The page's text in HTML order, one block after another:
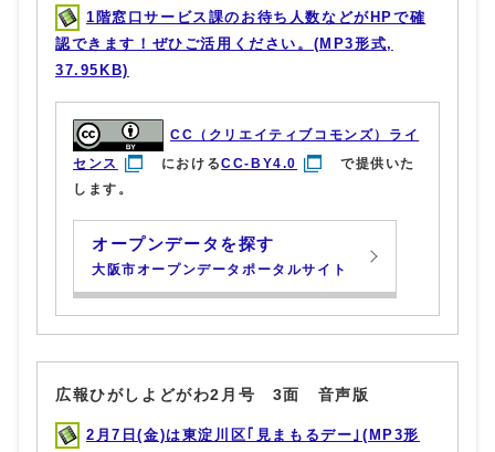
1階窓口サービス課のお待ち人数などがHPで確
認できます！ぜひご活用ください。(MP3形式,
37.95KB)
CC（クリエイティブコモンズ）ライ
センス
におけるCC-BY4.0
で提供いた
します。
オープンデータを探す
大阪市オープンデータポータルサイト
広報ひがしよどがわ2月号 3面 音声版
2月7日(金)は東淀川区｢見まもるデー｣(MP3形